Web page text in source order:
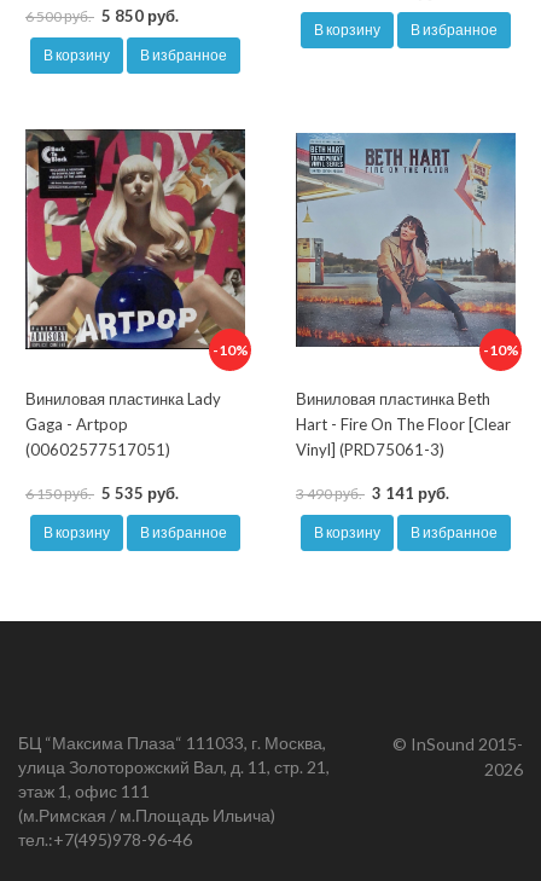
6 500 руб. 5 850 руб.
В корзину В избранное
В корзину В избранное
-10%
Виниловая пластинка Lady
Gaga - Artpop
(00602577517051)
6 150 руб. 5 535 руб.
В корзину В избранное
-10%
Виниловая пластинка Beth
Hart - Fire On The Floor [Clear
Vinyl] (PRD75061-3)
3 490 руб. 3 141 руб.
В корзину В избранное
БЦ “Максима Плаза“ 111033, г. Москва,
улица Золоторожский Вал, д. 11, стр. 21,
этаж 1, офис 111
(м.Римская / м.Площадь Ильича)
тел.:+7(495)978-96-46
© InSound 2015-
2026